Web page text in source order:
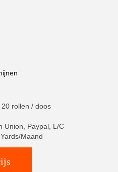
rollen / doos
Union, Paypal, L/C
Maand